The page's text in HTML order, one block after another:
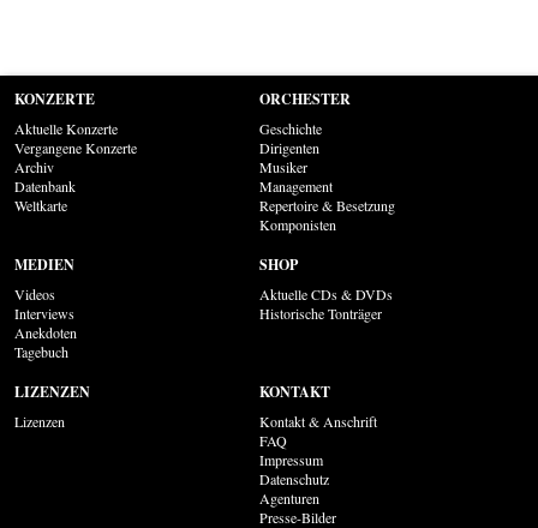
KONZERTE
Aktuelle Konzerte
Vergangene Konzerte
Archiv
Datenbank
Weltkarte
ORCHESTER
Geschichte
Dirigenten
Musiker
Management
Repertoire & Besetzung
Komponisten
MEDIEN
Videos
Interviews
Anekdoten
Tagebuch
SHOP
Aktuelle CDs & DVDs
Historische Tonträger
LIZENZEN
Lizenzen
KONTAKT
Kontakt & Anschrift
FAQ
Impressum
Datenschutz
Agenturen
Presse-Bilder